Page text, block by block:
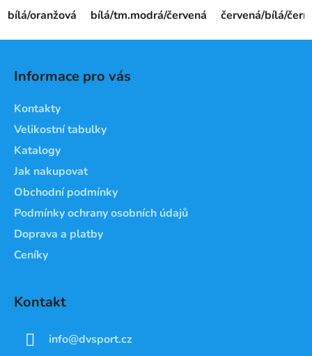
bílá/oranžová bílá/tm.modrá/červená červená/bílá/
Informace pro vás
Kontakty
Velikostní tabulky
Katalogy
Jak nakupovat
Obchodní podmínky
Podmínky ochrany osobních údajů
Doprava a platby
Ceníky
Kontakt
info@dvsport.cz